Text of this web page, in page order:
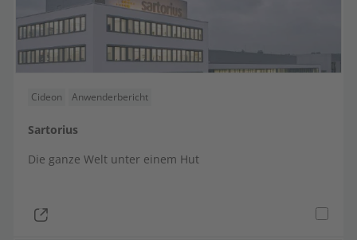
Cideon Anwenderbericht
Sartorius
Die ganze Welt unter einem Hut